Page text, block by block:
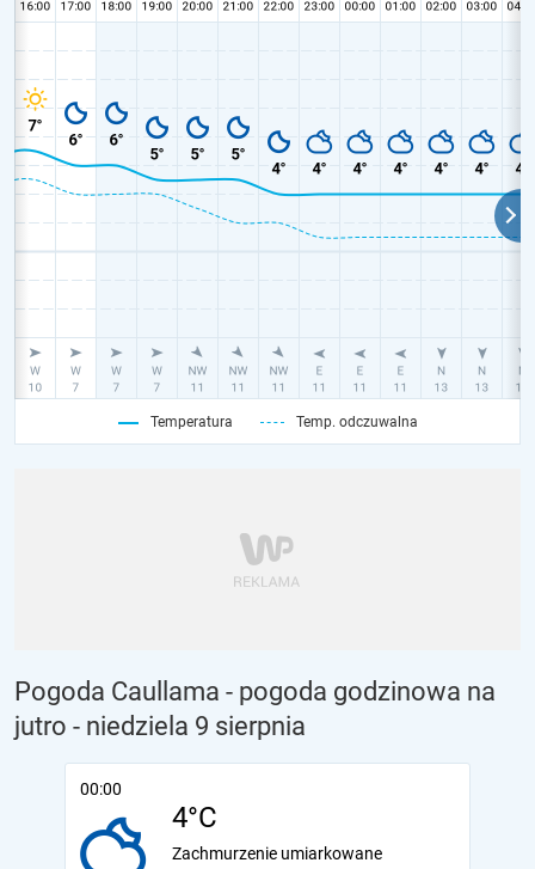
Temperatura Temp. odczuwalna
Pogoda Caullama - pogoda godzinowa na
jutro - niedziela 9 sierpnia
00:00
4°C
Zachmurzenie umiarkowane